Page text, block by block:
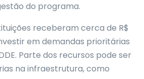
do programa.
receberam cerca de R$
em demandas prioritárias
Parte dos recursos pode ser
na infraestrutura, como